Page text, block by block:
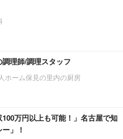
理師/調理スタッフ
ホーム保見の里内の厨房
万円以上も可能！」名古屋で知
」！